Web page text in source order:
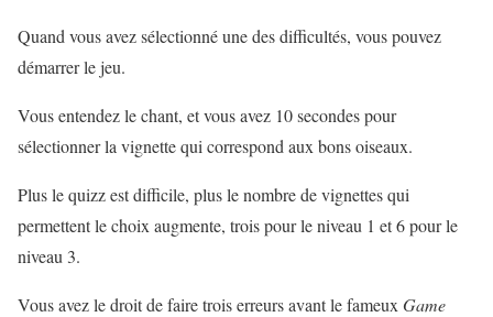
Quand vous avez sélectionné une des difficultés, vous pouvez
démarrer le jeu.
Vous entendez le chant, et vous avez 10 secondes pour
sélectionner la vignette qui correspond aux bons oiseaux.
Plus le quizz est difficile, plus le nombre de vignettes qui
permettent le choix augmente, trois pour le niveau 1 et 6 pour le
niveau 3.
Vous avez le droit de faire trois erreurs avant le fameux Game